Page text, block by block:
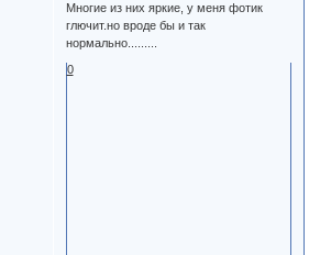
Многие из них яркие, у меня фотик
глючит.но вроде бы и так
нормально.........
0